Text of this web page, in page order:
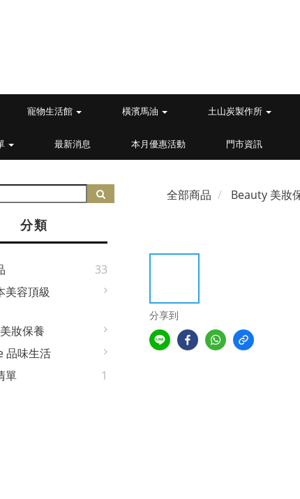
寵物生活館 橫濱馬油 土山炭製作所
最新消息 本月優惠活動 門市資訊
分類
33
美容頂級
妝保養
品味生活
單
1
全部商品 Beauty 美妝
分享到